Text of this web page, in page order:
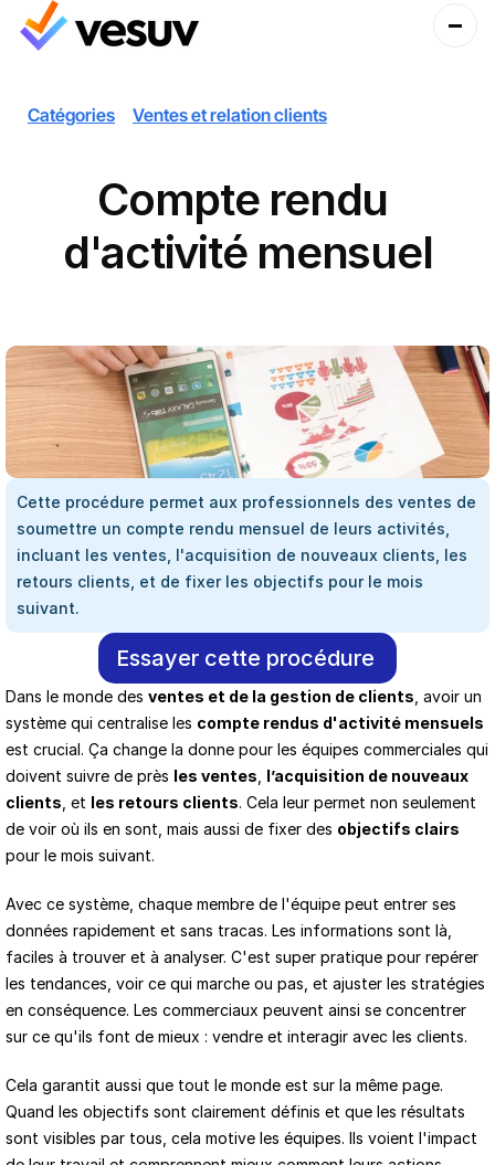
Catégories Ventes et relation clients
Compte rendu
d'activité mensuel
Cette procédure permet aux professionnels des ventes de
soumettre un compte rendu mensuel de leurs activités,
incluant les ventes, l'acquisition de nouveaux clients, les
retours clients, et de fixer les objectifs pour le mois
suivant.
Essayer cette procédure
Dans le monde des ventes et de la gestion de clients , avoir un
système qui centralise les compte rendus d'activité mensuels
est crucial. Ça change la donne pour les équipes commerciales qui
doivent suivre de près les ventes l’acquisition de nouveaux
clients , et les retours clients. Cela leur permet non seulement
de voir où ils en sont, mais aussi de fixer des objectifs clairs
pour le mois suivant.
Avec ce système, chaque membre de l'équipe peut entrer ses
données rapidement et sans tracas. Les informations sont là,
faciles à trouver et à analyser. C'est super pratique pour repérer
les tendances, voir ce qui marche ou pas, et ajuster les stratégies
en conséquence. Les commerciaux peuvent ainsi se concentrer
sur ce qu'ils font de mieux : vendre et interagir avec les clients.
Cela garantit aussi que tout le monde est sur la même page.
Quand les objectifs sont clairement définis et que les résultats
sont visibles par tous, cela motive les équipes. Ils voient l'impact